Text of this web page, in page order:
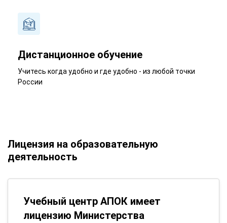
Дистанционное обучение
Учитесь когда удобно и где удобно - из любой точки
России
Лицензия на образовательную
деятельность
Учебный центр АПОК имеет
лицензию Министерства